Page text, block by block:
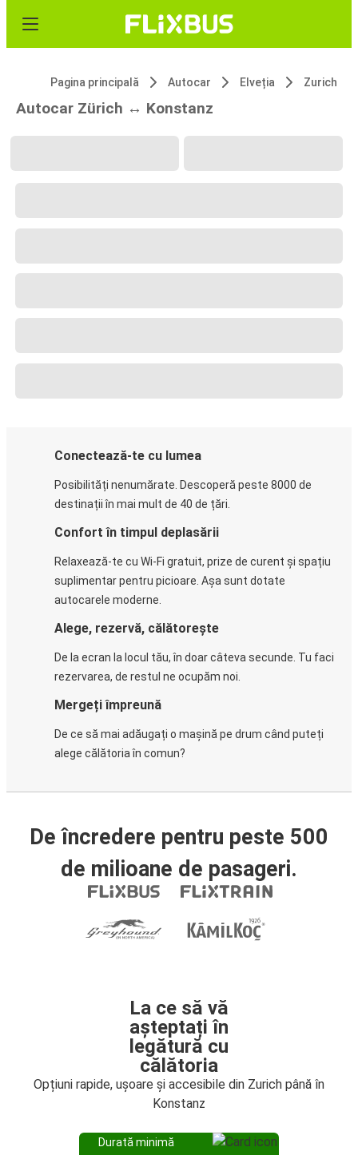
Pagina principală Autocar Elveția Zurich
Autocar Zürich ↔ Konstanz
Conectează-te cu lumea
Posibilități nenumărate. Descoperă peste 8000 de
destinații în mai mult de 40 de țări.
Confort în timpul deplasării
Relaxează-te cu Wi-Fi gratuit, prize de curent și spațiu
suplimentar pentru picioare. Așa sunt dotate
autocarele moderne.
Alege, rezervă, călătorește
De la ecran la locul tău, în doar câteva secunde. Tu faci
rezervarea, de restul ne ocupăm noi.
Mergeți împreună
De ce să mai adăugați o mașină pe drum când puteți
alege călătoria în comun?
De încredere pentru peste 500
de milioane de pasageri.
La ce să vă
așteptați în
legătură cu
călătoria
Opțiuni rapide, ușoare și accesibile din Zurich până în
Konstanz
Durată minimă